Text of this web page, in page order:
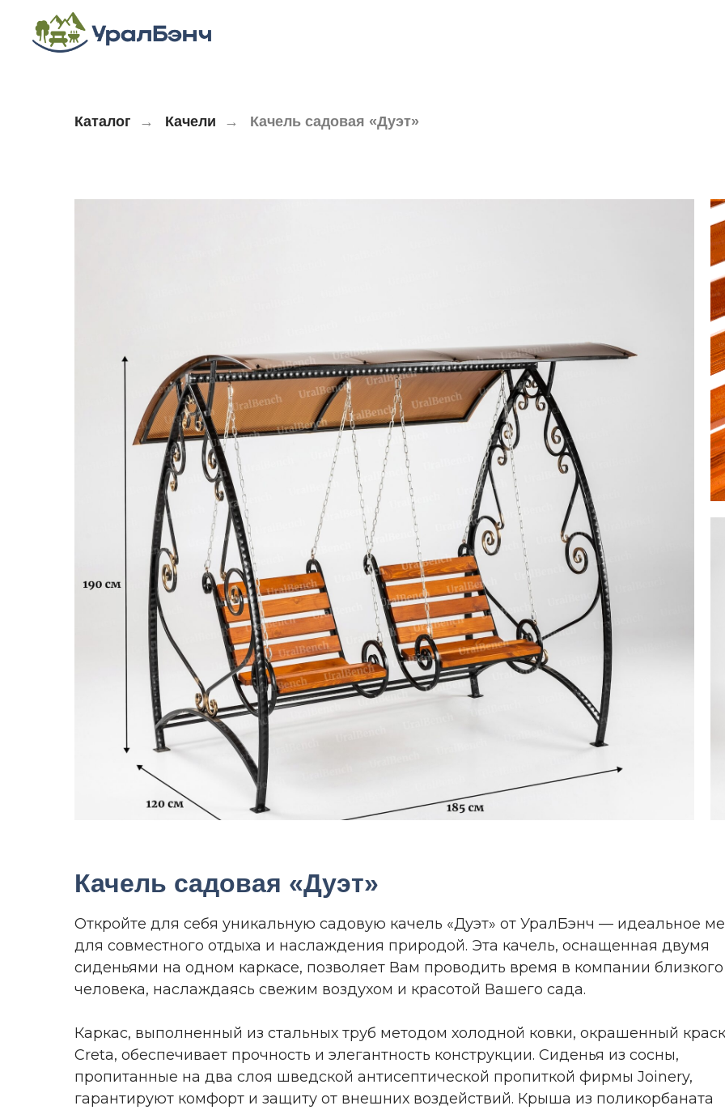
Каталог → Качели → Качель садовая «Дуэт»
Качель садовая «Дуэт»
Откройте для себя уникальную садовую качель «Дуэт» от УралБэнч — идеальное
для совместного отдыха и наслаждения природой. Эта качель, оснащенная двумя
сиденьями на одном каркасе, позволяет Вам проводить время в компании близкого
человека, наслаждаясь свежим воздухом и красотой Вашего сада.
Каркас, выполненный из стальных труб методом холодной ковки, окрашенный
Creta, обеспечивает прочность и элегантность конструкции. Сиденья из сосны,
пропитанные на два слоя шведской антисептической пропиткой фирмы Joinery,
гарантируют комфорт и защиту от внешних воздействий. Крыша из поликорбаната